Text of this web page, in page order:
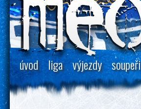
úvod liga výjezdy soupeři